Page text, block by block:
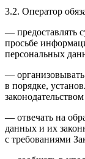
3.2. Оператор
— предоставлять
просьбе
персональных
—
в порядке,
— отвечать на
данных и их
с требованиями